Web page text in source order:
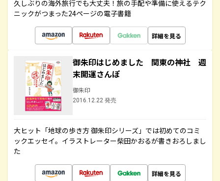
久しぶりの海外旅行でも大丈夫！旅の手配や準備に使えるテク
ニックがつまった24ページの電子書籍
詳細を見る
御朱印はじめました 関東の神社 週
末開運さんぽ
御朱印
2016.12.22 発売
大ヒット「地球の歩き方 御朱印シリーズ」では初めてのコミ
ックエッセイ。イラストレーター柴田かおるが書きおろしまし
た
詳細を見る